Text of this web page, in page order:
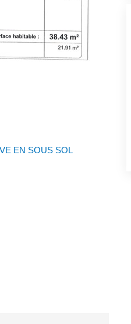
EN SOUS SOL